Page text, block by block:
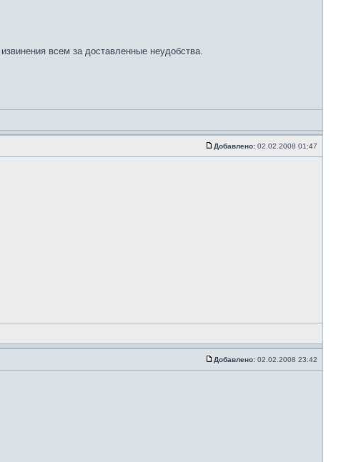
всем за доставленные неудобства.
Добавлено: 02.02.2008 01:47
Добавлено: 02.02.2008 23:42